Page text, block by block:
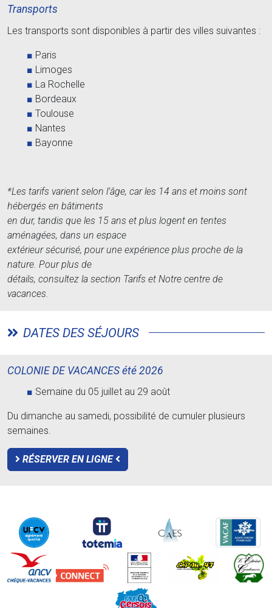
Transports
Les transports sont disponibles à partir des villes suivantes :
Paris
Limoges
La Rochelle
Bordeaux
Toulouse
Nantes
Bayonne
*Les tarifs varient selon l’âge, car les 14 ans et moins sont
hébergés en bâtiments
en dur, tandis que les 15 ans et plus logent en tentes
aménagées, dans un espace
extérieur sécurisé, pour une expérience plus proche de la
nature. Pour plus de
détails, consultez la section Tarifs et Notre centre de
vacances.
DATES DES SÉJOURS
COLONIE DE VACANCES été 2026
Semaine du 05 juillet au 29 août
Du dimanche au samedi, possibilité de cumuler plusieurs
semaines.
RÉSERVER EN LIGNE